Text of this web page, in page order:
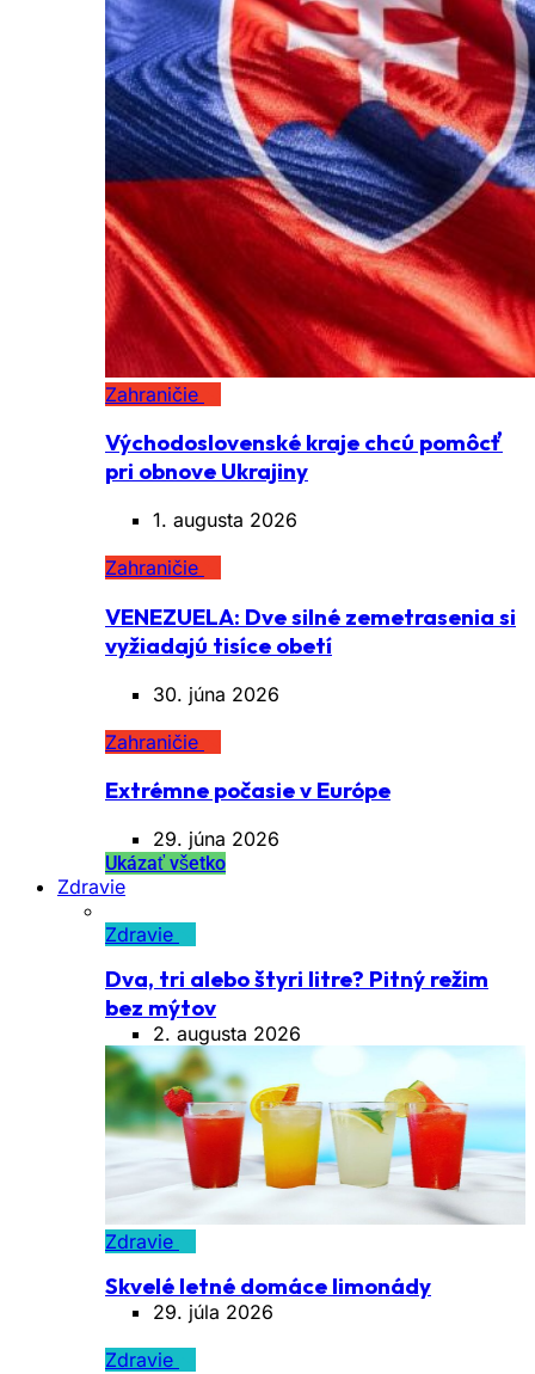
Zahraničie
Východoslovenské kraje chcú pomôcť
pri obnove Ukrajiny
1. augusta 2026
Zahraničie
VENEZUELA: Dve silné zemetrasenia si
vyžiadajú tisíce obetí
30. júna 2026
Zahraničie
Extrémne počasie v Európe
29. júna 2026
Ukázať všetko
Zdravie
Zdravie
Dva, tri alebo štyri litre? Pitný režim
bez mýtov
2. augusta 2026
Zdravie
Skvelé letné domáce limonády
29. júla 2026
Zdravie